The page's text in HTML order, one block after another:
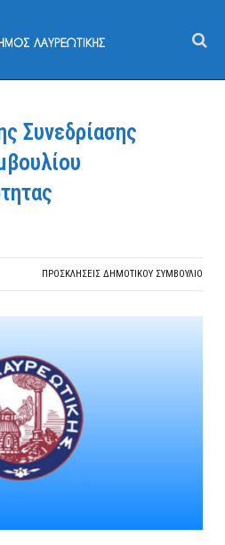
Συνεδρίασης
ΠΡΟΣΚΛΉΣΕΙΣ ΔΗΜΟΤΙΚΟΎ ΣΥΜΒΟΎΛΙΟ